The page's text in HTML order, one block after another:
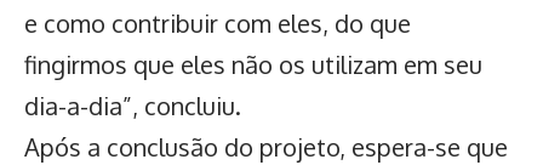
e como contribuir com eles, do que
fingirmos que eles não os utilizam em seu
dia-a-dia”, concluiu.
Após a conclusão do projeto, espera-se que